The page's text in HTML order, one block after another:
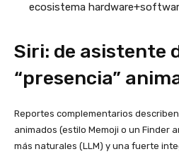
ecosistema
Siri: de asistente
“presencia”
Reportes complementarios
animados (estilo Memoji o un Finder
más naturales (LLM) y una fuerte